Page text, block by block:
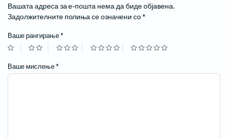
Вашата адреса за е-пошта нема да биде објавена.
Задолжителните полиња се означени со *
Ваше рангирање *
Ваше мислење *